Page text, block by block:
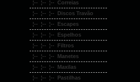
¦-- ¦-- ¦-- Correias
¦-- ¦-- ¦-- Discos Travão
¦-- ¦-- ¦-- Escapes
¦-- ¦-- ¦-- Espelhos
¦-- ¦-- ¦-- Filtros
¦-- ¦-- ¦-- Manetes
¦-- ¦-- ¦-- Maxilas
¦-- ¦-- ¦-- Pastilhas